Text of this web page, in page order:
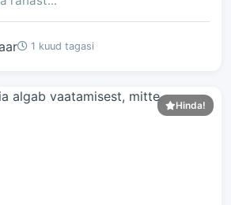
1 kuud tagasi
Hinda!